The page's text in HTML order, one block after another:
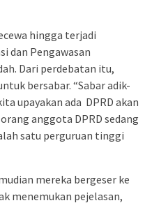
hingga terjadi
dan Pengawasan
Dari perdebatan itu,
bersabar. “Sabar adik-
upayakan ada DPRD akan
anggota DPRD sedang
satu perguruan tinggi
mereka bergeser ke
menemukan pejelasan,